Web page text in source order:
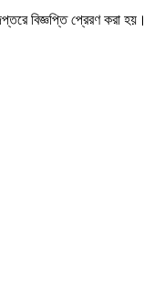
বিজ্ঞপ্তি প্রেরণ করা হয়।